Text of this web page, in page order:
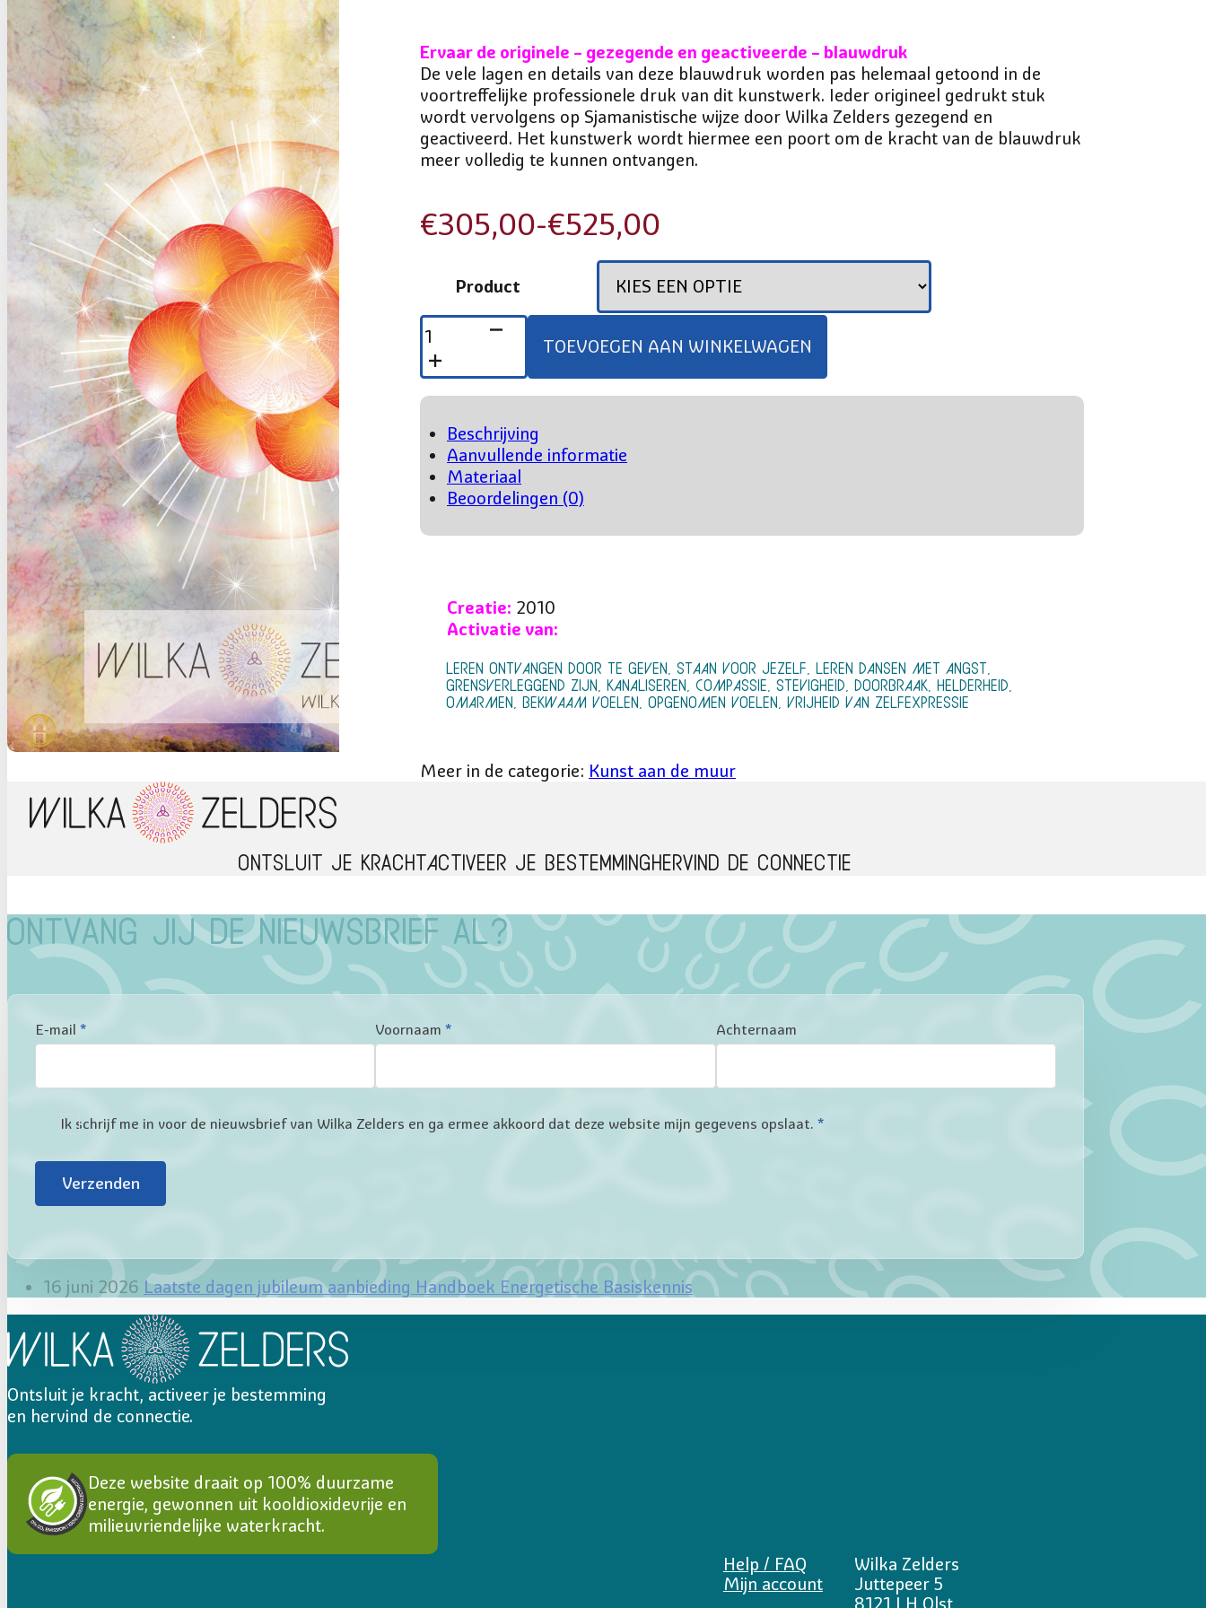
Ervaar de originele – gezegende en geactiveerde – blauwdruk
De vele lagen en details van deze blauwdruk worden pas helemaal getoond in de
voortreffelijke professionele druk van dit kunstwerk. Ieder origineel gedrukt stuk
wordt vervolgens op Sjamanistische wijze door Wilka Zelders gezegend en
geactiveerd. Het kunstwerk wordt hiermee een poort om de kracht van de blauwdruk
meer volledig te kunnen ontvangen.
€305,00-€525,00
Prijsklasse:
€305,00
tot
€525,00
Product
DNA-
FREQUENTIE
–
HET
MANNELIJKE
TOEVOEGEN AAN WINKELWAGEN
Beschrijving
Aanvullende informatie
Materiaal
Beoordelingen (0)
Creatie: 2010
Activatie van:
LEREN ONTVANGEN DOOR TE GEVEN, STAAN VOOR JEZELF, LEREN DANSEN MET ANGST,
GRENSVERLEGGEND ZIJN, KANALISEREN, COMPASSIE, STEVIGHEID, DOORBRAAK, HELDERHEID,
OMARMEN, BEKWAAM VOELEN, OPGENOMEN VOELEN, VRIJHEID VAN ZELFEXPRESSIE
Meer in de categorie: Kunst aan de muur
Ontsluit je krachtActiveer je bestemmingHervind de connectie
Ontvang jij de nieuwsbrief al?
Sectie
E-mail * Voornaam * Achternaam
Ik schrijf me in voor de nieuwsbrief van Wilka Zelders en ga ermee akkoord dat deze website mijn gegevens opslaat. *
Verzenden
16 juni 2026 Laatste dagen jubileum aanbieding Handboek Energetische Basiskennis
Ontsluit je kracht, activeer je bestemming
en hervind de connectie.
Deze website draait op 100% duurzame
energie, gewonnen uit kooldioxidevrije en
milieuvriendelijke waterkracht.
Help / FAQ
Mijn account
Wilka Zelders
Juttepeer 5
8121 LH Olst